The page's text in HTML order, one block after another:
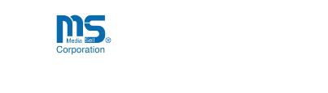
海外事業部が取り揃えている海